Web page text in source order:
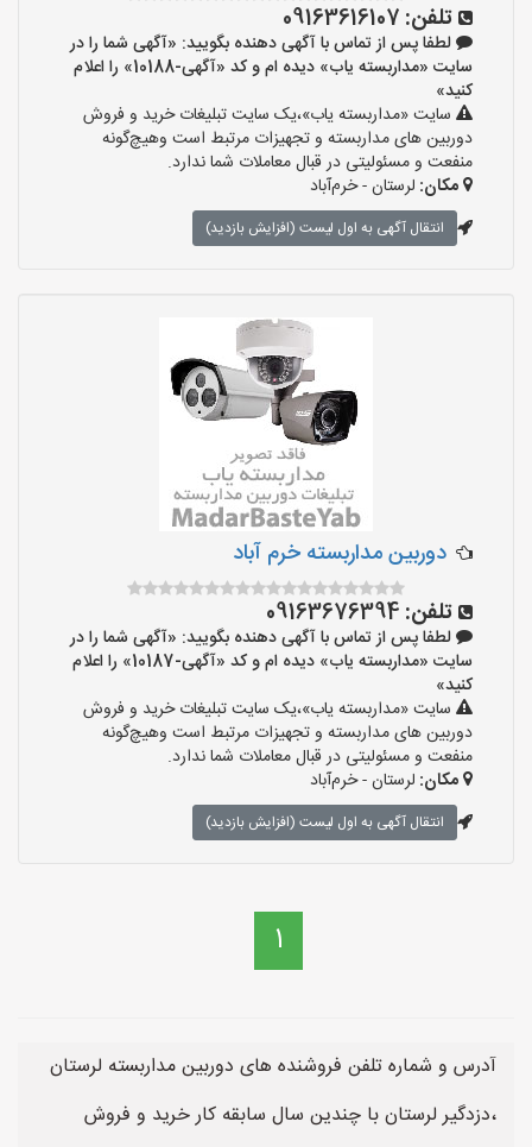
تلفن: 09163616107
لطفا پس از تماس با آگهی دهنده بگویید: «آگهی شما را در
سایت «مداربسته یاب» دیده ام و کد «آگهی-10188» را اعلام
کنید»
سایت «مداربسته یاب»،یک سایت تبلیغات خرید و فروش
دوربین های مداربسته و تجهیزات مرتبط است وهیچ‌گونه
منفعت و مسئولیتی در قبال معاملات شما ندارد.
مکان: لرستان - خرم‌آباد
انتقال آگهی به اول لیست (افزایش بازدید)
دوربین مداربسته خرم آباد
تلفن: 09163676394
لطفا پس از تماس با آگهی دهنده بگویید: «آگهی شما را در
سایت «مداربسته یاب» دیده ام و کد «آگهی-10187» را اعلام
کنید»
سایت «مداربسته یاب»،یک سایت تبلیغات خرید و فروش
دوربین های مداربسته و تجهیزات مرتبط است وهیچ‌گونه
منفعت و مسئولیتی در قبال معاملات شما ندارد.
مکان: لرستان - خرم‌آباد
انتقال آگهی به اول لیست (افزایش بازدید)
1
آدرس و شماره تلفن فروشنده های دوربین مداربسته لرستان
،دزدگیر لرستان با چندین سال سابقه کار خرید و فروش